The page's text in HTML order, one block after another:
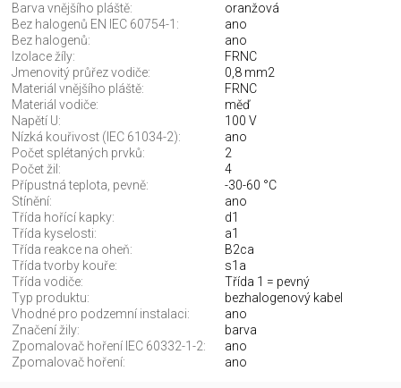
Barva vnějšího pláště:
oranžová
Bez halogenů EN IEC 60754-1:
ano
Bez halogenů:
ano
Izolace žíly:
FRNC
Jmenovitý průřez vodiče:
0,8 mm2
Materiál vnějšího pláště:
FRNC
Materiál vodiče:
měď
Napětí U:
100 V
Nízká kouřivost (IEC 61034-2):
ano
Počet splétaných prvků:
2
Počet žil:
4
Přípustná teplota, pevně:
-30-60 °C
Stínění:
ano
Třída hořící kapky:
d1
Třída kyselosti:
a1
Třída reakce na oheň:
B2ca
Třída tvorby kouře:
s1a
Třída vodiče:
Třída 1 = pevný
Typ produktu:
bezhalogenový kabel
Vhodné pro podzemní instalaci:
ano
Značení žily:
barva
Zpomalovač hoření IEC 60332-1-2:
ano
Zpomalovač hoření:
ano